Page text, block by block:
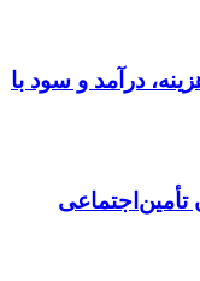
درآمد و سود با